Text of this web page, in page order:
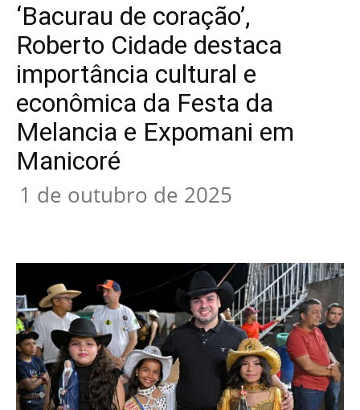
‘Bacurau de coração’,
Roberto Cidade destaca
importância cultural e
econômica da Festa da
Melancia e Expomani em
Manicoré
1 de outubro de 2025